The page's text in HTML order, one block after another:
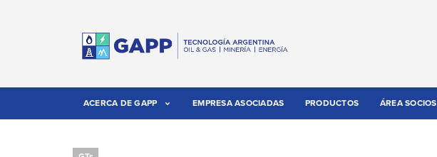
ACERCA DE GAPP EMPRESA ASOCIADAS PRODUCTOS ÁREA SOCIOS